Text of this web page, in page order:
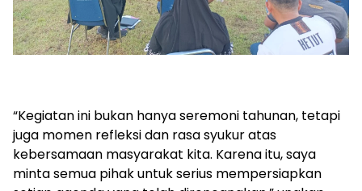
“Kegiatan ini bukan hanya seremoni tahunan, tetapi
juga momen refleksi dan rasa syukur atas
kebersamaan masyarakat kita. Karena itu, saya
minta semua pihak untuk serius mempersiapkan